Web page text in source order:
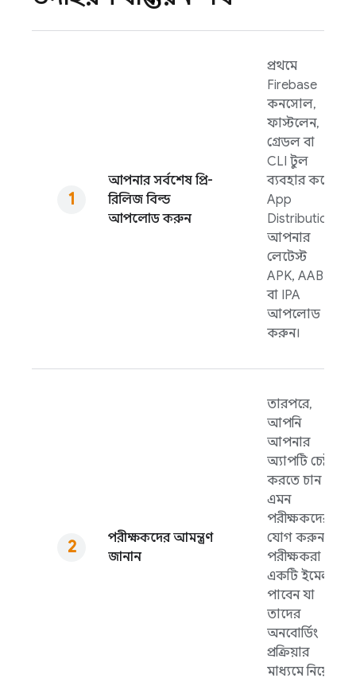
আপনার সর্বশেষ প্রি-
রিলিজ বিল্ড
আপলোড করুন
প্রথমে
Firebase
কনসোল,
ফাস্টলেন,
গ্রেডল বা
CLI টুল
ব্যবহার করে
App
Distribution
আপনার
লেটেস্ট
APK, AAB
বা IPA
আপলোড
করুন।
পরীক্ষকদের আমন্ত্রণ
জানান
তারপরে,
আপনি
আপনার
অ্যাপটি চেষ্টা
করতে চান
এমন
পরীক্ষকদের
যোগ করুন।
পরীক্ষকরা
একটি ইমেল
পাবেন যা
তাদের
অনবোর্ডিং
প্রক্রিয়ার
মাধ্যমে নিয়ে